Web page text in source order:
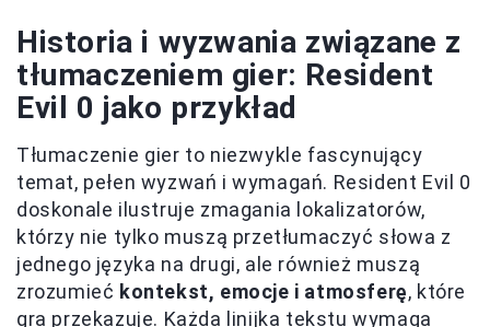
Historia i wyzwania związane z
tłumaczeniem gier: Resident
Evil 0 jako przykład
Tłumaczenie gier to niezwykle fascynujący
temat, pełen wyzwań i wymagań. Resident Evil 0
doskonale ilustruje zmagania lokalizatorów,
którzy nie tylko muszą przetłumaczyć słowa z
jednego języka na drugi, ale również muszą
zrozumieć kontekst, emocje i atmosferę, które
gra przekazuje. Każda linijka tekstu wymaga